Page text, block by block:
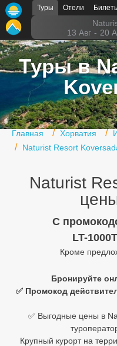
Туры Отели
13 Авг - 20
Туры в
Главная Хорватия
Naturist Resort
Naturist
C
LT-
Кроме
Бронируйте
✅ Промокод
✅ Выгодные цены в
Крупный курорт на
Главная
Горящие туры
Туры в Турцию
Туры в Египет
Туры в ОАЭ
Офис г. Москва
Египет
Куба